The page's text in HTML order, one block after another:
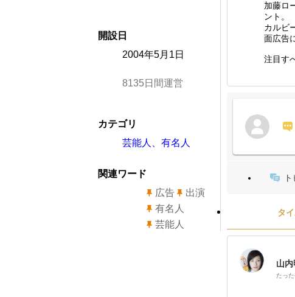
加藤ロ
ント。
カルビ
面広告
注目す
タ
山内
たっ
開設日
2004年5月1日
8135日間運営
カテゴリ
芸能人、有名人
関連ワード
広告
出演
有名人
芸能人